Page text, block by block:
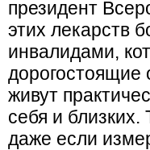
президент
этих лекарств
инвалидами,
дорогостоящие
живут
себя и
даже если